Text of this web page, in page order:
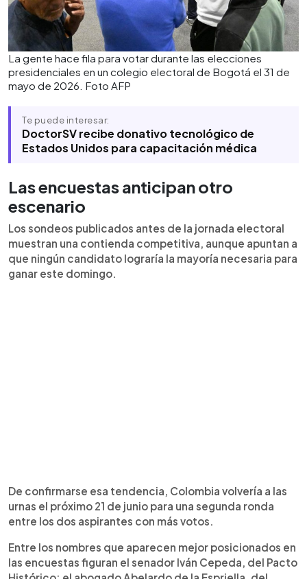
La gente hace fila para votar durante las elecciones
presidenciales en un colegio electoral de Bogotá el 31 de
mayo de 2026. Foto AFP
Te puede interesar:
DoctorSV recibe donativo tecnológico de
Estados Unidos para capacitación médica
Las encuestas anticipan otro
escenario
Los sondeos publicados antes de la jornada electoral
muestran una contienda competitiva, aunque apuntan a
que ningún candidato lograría la mayoría necesaria para
ganar este domingo.
De confirmarse esa tendencia, Colombia volvería a las
urnas el próximo 21 de junio para una segunda ronda
entre los dos aspirantes con más votos.
Entre los nombres que aparecen mejor posicionados en
las encuestas figuran el senador Iván Cepeda, del Pacto